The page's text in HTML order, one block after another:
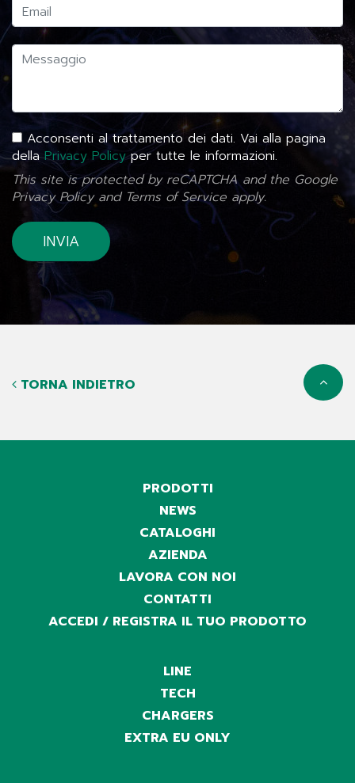
Acconsenti al trattamento dei dati. Vai alla pagina
dellaPrivacy Policyper tutte le informazioni.
This site is protected by reCAPTCHA and the Google
Privacy Policyand Terms of Service apply.
TORNA INDIETRO
PRODOTTI
NEWS
CATALOGHI
AZIENDA
LAVORA CON NOI
CONTATTI
ACCEDI / REGISTRA IL TUO PRODOTTO
LINE
TECH
CHARGERS
EXTRA EU ONLY